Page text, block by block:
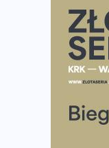
półmaratonem
Już w tę sobotę
Wystartuje
35. Bieg
Ile razy w
często biegać,